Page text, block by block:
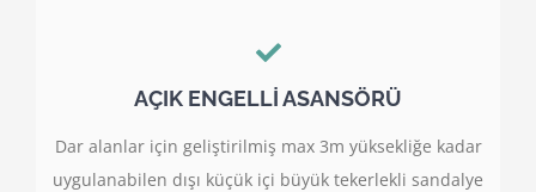
AÇIK ENGELLİ ASANSÖRÜ
Dar alanlar için geliştirilmiş max 3m yüksekliğe kadar
uygulanabilen dışı küçük içi büyük tekerlekli sandalye